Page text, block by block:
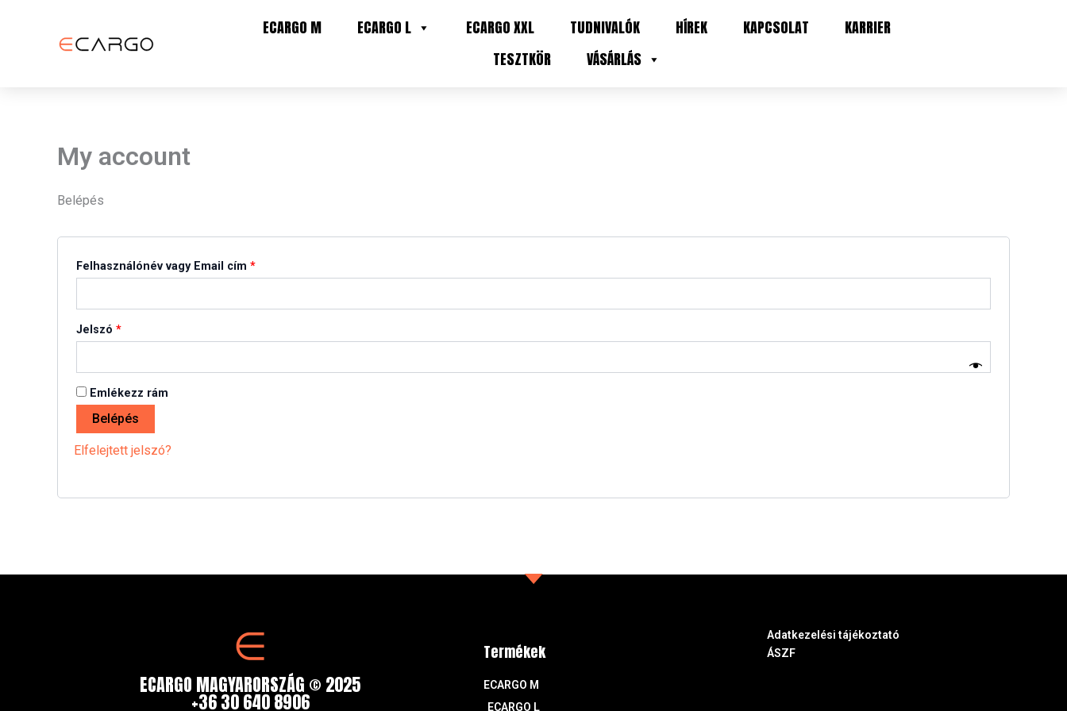
ECARGO M ECARGO L ECARGO XXL TUDNIVALÓK HÍREK KAPCSOLAT
KARRIER
TESZTKÖR
VÁSÁRLÁS
My account
Belépés
Felhasználónév vagy Email cím *
Jelszó *
Emlékezz rám
Belépés
Elfelejtett jelszó?
ECARGO MAGYARORSZÁG © 2025
+36 30 640 8906
Termékek
ECARGO M
ECARGO L
Adatkezelési tájékoztató
ÁSZF